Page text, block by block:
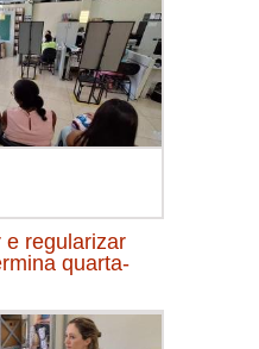
e regularizar
quarta-